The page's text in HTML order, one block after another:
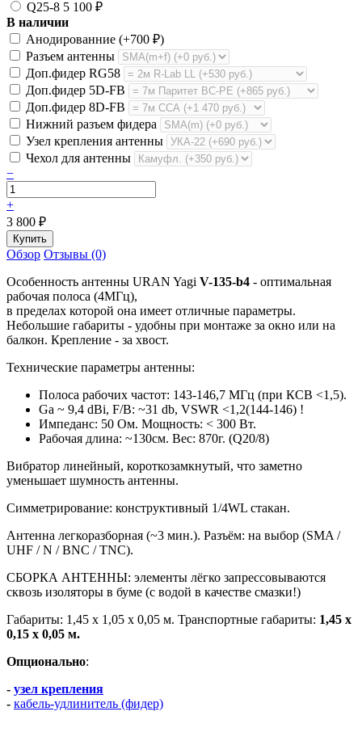
Q25-8 5 100 ₽
В наличии
Анодированние (+700 ₽)
Разъем антенны
Доп.фидер RG58
Доп.фидер 5D-FB
Доп.фидер 8D-FB
Нижний разъем фидера
Узел крепления антенны
Чехол для антенны
−
+
3 800 ₽
Обзор Отзывы (0)
Особенность антенны URAN Yagi V-135-b4 - оптимальная
рабочая полоса (4МГц),
в пределах которой она имеет отличные параметры.
Небольшие габариты - удобны при монтаже за окно или на
балкон. Крепление - за хвост.
Технические параметры антенны:
Полоса рабочих частот: 143-146,7 МГц (при КСВ <1,5).
Ga ~ 9,4 dBi, F/B: ~31 db, VSWR <1,2(144-146) !
Импеданс: 50 Ом. Мощность: < 300 Вт.
Рабочая длина: ~130см. Вес: 870г. (Q20/8)
Вибратор линейный, короткозамкнутый, что заметно
уменьшает шумность антенны.
Симметрирование: конструктивный 1/4WL стакан.
Антенна легкоразборная (~3 мин.). Разъём: на выбор (SMA /
UHF / N / BNC / TNC).
СБОРКА АНТЕННЫ: элементы лёгко запрессовываются
сквозь изоляторы в буме (с водой в качестве смазки!)
Габариты: 1,45 х 1,05 х 0,05 м. Транспортные габариты: 1,45 х
0,15 х 0,05 м.
Опционально:
- узел крепления
- кабель-удлинитель (фидер)